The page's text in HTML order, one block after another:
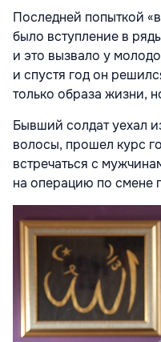
Последней попыткой
было вступление в
и это вызвало у
и спустя год он
только образа жизни,
Бывший солдат уехал
волосы, прошел курс
встречаться с
на операцию по смене